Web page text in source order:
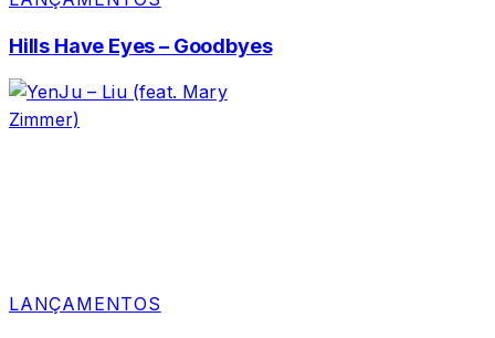
Hills Have Eyes – Goodbyes
LANÇAMENTOS